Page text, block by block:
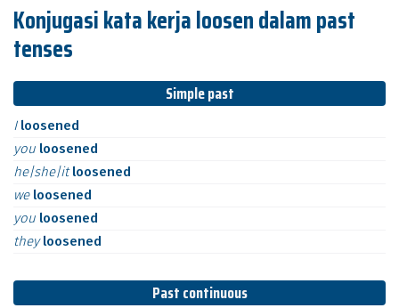
Konjugasi kata kerja loosen dalam past
tenses
Simple past
I loosened
you loosened
he|she|itloosened
we loosened
you loosened
theyloosened
Past continuous